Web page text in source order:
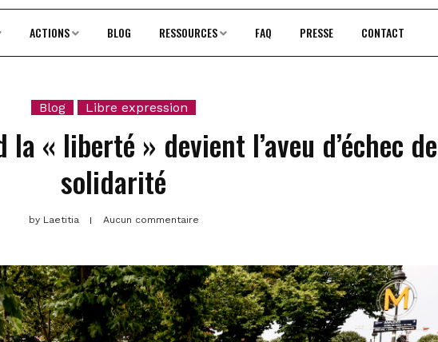
ACTIONS BLOG RESSOURCES FAQ PRESSE CONTACT
Blog Libre expression
« liberté » devient l’aveu d’échec
solidarité
byLaetitia Aucun commentaire